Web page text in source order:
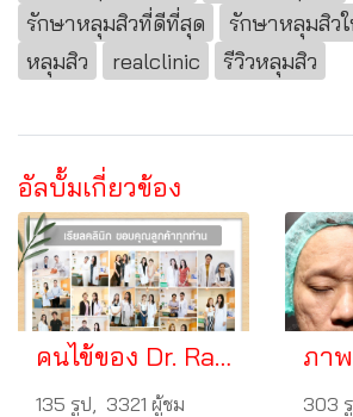
รักษาหลุมสิวที่ดีที่สุด
รักษาหลุมสิว
หลุมสิว
realclinic รีวิวหลุมสิว
อัลบั้มเกี่ยวข้อง
คนไข้ของ Dr. Ramita
135 รูป, 3321 ผู้ชม 303